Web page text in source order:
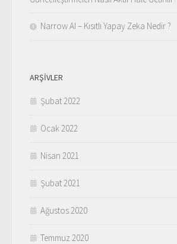
Narrow AI – Kısıtlı Yapay Zeka Nedir ?
ARŞIVLER
Şubat 2022
Ocak 2022
Nisan 2021
Şubat 2021
Ağustos 2020
Temmuz 2020